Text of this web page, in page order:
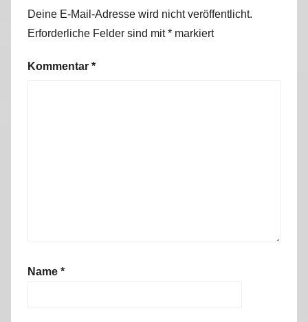
Deine E-Mail-Adresse wird nicht veröffentlicht.
Erforderliche Felder sind mit* markiert
Kommentar *
Name *